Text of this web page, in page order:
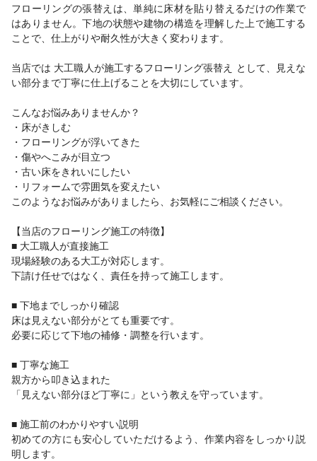
フローリングの張替えは、単純に床材を貼り替えるだけの作業で
はありません。下地の状態や建物の構造を理解した上で施工する
ことで、仕上がりや耐久性が大きく変わります。
当店では 大工職人が施工するフローリング張替え として、見えな
い部分まで丁寧に仕上げることを大切にしています。
こんなお悩みありませんか？
・床がきしむ
・フローリングが浮いてきた
・傷やへこみが目立つ
・古い床をきれいにしたい
・リフォームで雰囲気を変えたい
このようなお悩みがありましたら、お気軽にご相談ください。
【当店のフローリング施工の特徴】
■ 大工職人が直接施工
現場経験のある大工が対応します。
下請け任せではなく、責任を持って施工します。
■ 下地までしっかり確認
床は見えない部分がとても重要です。
必要に応じて下地の補修・調整を行います。
■ 丁寧な施工
親方から叩き込まれた
「見えない部分ほど丁寧に」という教えを守っています。
■ 施工前のわかりやすい説明
初めての方にも安心していただけるよう、作業内容をしっかり説
明します。